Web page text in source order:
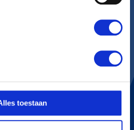
toestaan
165 534 222